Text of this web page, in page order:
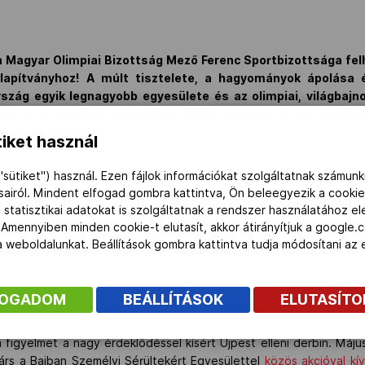
Magyar Olimpiai Bizottság Mező Ferenc Sportbizottsága
A múlt tisztelete, a hagyományok ápolása
egyik legnagyobb egyesülete és az olimpiai,
sorsát
decemberben azzal a céllal is kötöttstratégiai
szervezettel, az Ökumenikus Segélyszervezettel, hogy
ben minden hónapban a korábbiaknál is aktívabban áll ki
rászorultak, szegények ügyét karolta fel ésindított
utcai Gyermekklinikánigyekeztünk segíteni.
a Nemzeti Rákellenes Napon a klub segítségével
a nagy érdeklődéssel kísért Újpest elleni derbin.
a Bajban Személyi Sérültekért Egyesülettel
közös akcióval
használ
használ. Ezen fájlok információkat szolgáltatnak
Mindent elfogad gombra kattintva, Ön beleegyezik a
statisztikai adatokat is szolgáltatnak a rendszer használatához
minden cookie-t elutasít, akkor átirányítjuk a
weboldalunkat. Beállítások gombra kattintva tudja módosítani
BEÁLLÍTÁSOK